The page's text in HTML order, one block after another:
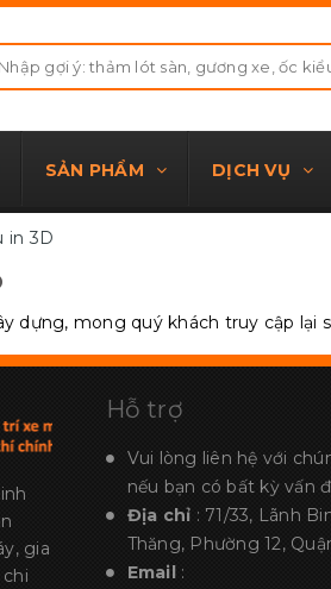
SẢN PHẨM DỊCH VỤ
in 3D
dựng, mong quý khách truy cập lại
gia
Hỗ trợ
Vui lòng liên hệ với
nếu bạn có bất kỳ vấn
Địa chỉ : 71/33, Lãnh
Thăng, Phường 12,
Email :